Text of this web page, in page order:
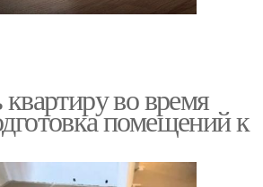
во время
помещений к